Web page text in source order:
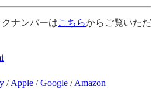
ナンバーはこちらからご覧いただ
/Apple /Google /Amazon